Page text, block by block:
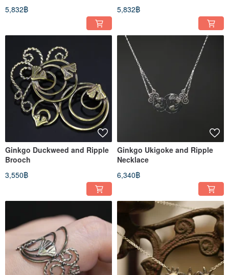
5,832฿
5,832฿
Ginkgo Duckweed and Ripple
Brooch
3,550฿
Ginkgo Ukigoke and Ripple
Necklace
6,340฿